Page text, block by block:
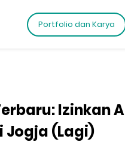
Portfolio dan Karya
Izinkan
Jogja (Lagi)